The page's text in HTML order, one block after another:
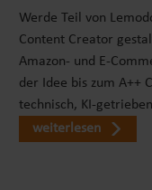
Werde Teil von
Content Creator
Amazon- und E-
der Idee bis zum A++
technisch, KI-
weiterlesen